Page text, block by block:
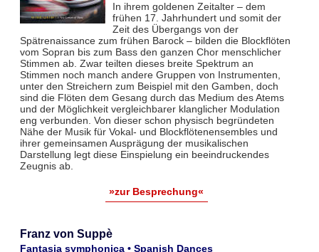
In ihrem goldenen Zeitalter – dem
frühen 17. Jahrhundert und somit der
Zeit des Übergangs von der
Spätrenaissance zum frühen Barock – bilden die Blockflöten
vom Sopran bis zum Bass den ganzen Chor menschlicher
Stimmen ab. Zwar teil­ten dieses breite Spektrum an
Stimmen noch manch andere Gruppen von Instrumenten,
unter den Streichern zum Bei­spiel mit den Gamben, doch
sind die Flöten dem Gesang durch das Medium des Atems
und der Möglichkeit vergleich­barer klanglicher Modulation
eng verbunden. Von dieser schon physisch begründeten
Nähe der Musik für Vokal- und Blockflö­tenensembles und
ihrer gemeinsamen Ausprägung der musikalischen
Darstellung legt diese Einspielung ein beeindruckendes
Zeugnis ab.
»zur Besprechung«
Franz von Suppè
Fantasia symphonica • Spanish Dances